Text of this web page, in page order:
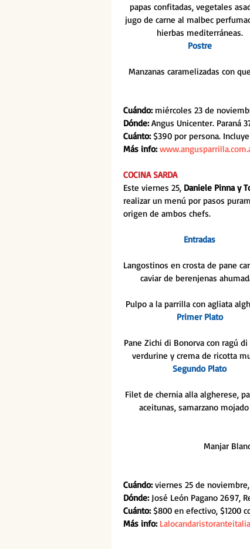
papas confitadas, vegetales
jugo de carne al malbec
hierbas mediterráneas.
Postre
Manzanas caramelizadas con
Cuándo: miércoles 23 de
Dónde: Angus Unicenter. Paraná
Cuánto: $390 por persona.
Más info:
COCINA SARDA
Este viernes 25, Daniele Pinna y
realizar un menú por pasos
origen de ambos chefs.
Entradas
Langostinos en crosta de pane
caviar de berenjenas
Pulpo a la parrilla con agliata
Primer Plato
Pane Zichi di Bonorva con ragú di
verdurine y crema de ricotta
Segundo Plato
Filet de chernia alla algherese,
aceitunas, samarzano
Manjar
Cuándo: viernes 25 de
Dónde: José León Pagano 2697,
Cuánto: $800 en efectivo, $1200
Más info: